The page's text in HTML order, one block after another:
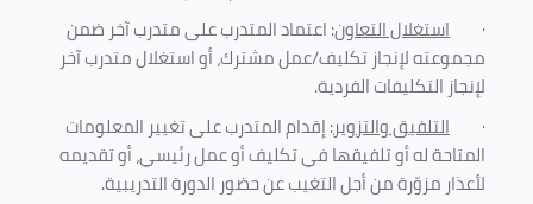
· استغلال التعاون: اعتماد المتدرب على متدرب آخر ضمن
مجموعته لإنجاز تكليف/عمل مشترك، أو استغلال متدرب آخر
لإنجاز التكليفات الفردية.
· التلفيق والتزوير: إقدام المتدرب على تغيير المعلومات
المتاحة له أو تلفيقها في تكليف أو عمل رئيسي، أو تقديمه
لأعذار مزوّرة من أجل التغيب عن حضور الدورة التدريبية.